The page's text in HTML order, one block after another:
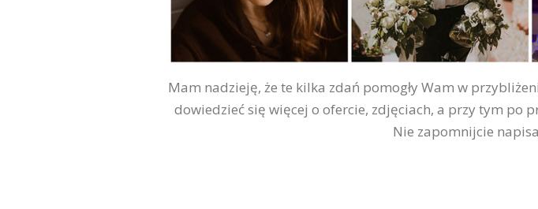
Mam nadzieję, że te kilka zdań pomogły Wam w
dowiedzieć się więcej o ofercie, zdjęciach, a przy tym po
Nie zapomnijcie